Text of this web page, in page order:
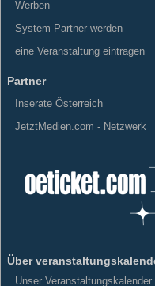
Werben
System Partner werden
eine Veranstaltung eintragen
Partner
Inserate Österreich
JetztMedien.com - Netzwerk
Über
Unser